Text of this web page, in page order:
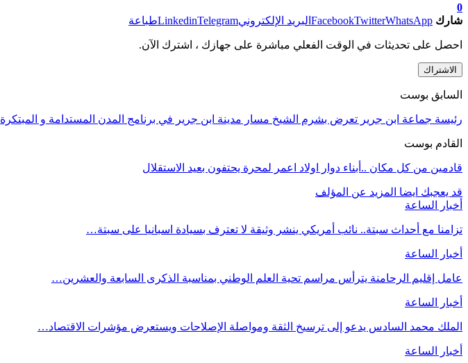
0
شارك
FacebookTwitterWhatsApp البريد الإلكتروني LinkedinTelegram طباعة
احصل على تحديثات في الوقت الفعلي مباشرة على جهازك ، اشترك الآن.
الاشتراك
السابق بوست
رئيسة جماعة ابن جرير تعرض بشرم الشيخ مسار مدينة ابن جرير في برنامج المدن المستدامة و المبتكرة
القادم بوست
قادمين من كل مكان ..أبناء دوار اولاد اعمر لمحرة يحتفون بعيد الاستقلال
قد يعجبك ايضا المزيد عن المؤلف
أخبار الساعة
تزامنا مع أحداث سبتة.. نائب أمريكي ينشر وثيقة لا تعترف بسيادة اسبانيا على سبتة…
أخبار الساعة
عامل إقليم الرحامنة يترأس مراسم تحية العلم الوطني بمناسبة الذكرى السابعة والعشرين…
أخبار الساعة
الملك محمد السادس يدعو إلى ترسيخ الثقة ومواصلة الإصلاحات ويستعرض مؤشرات الاقتصاد…
أخبار الساعة